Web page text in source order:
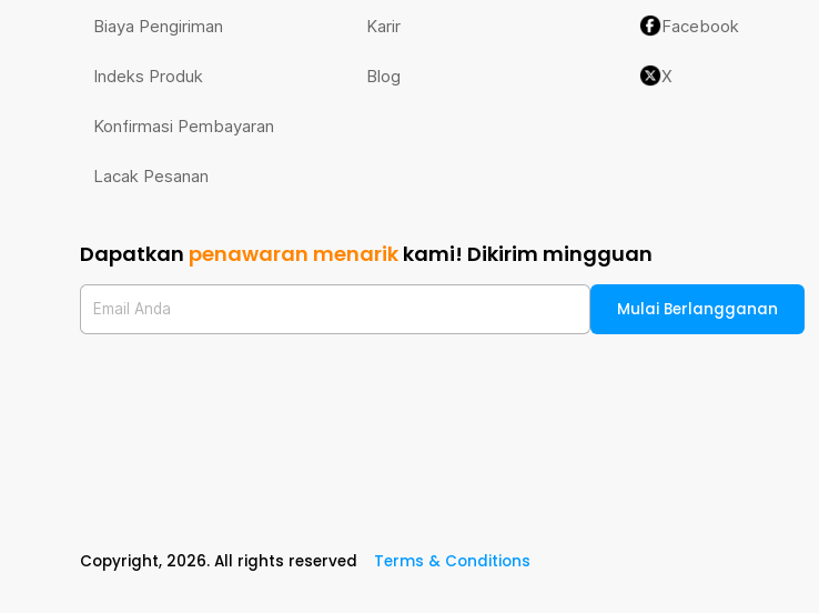
Biaya Pengiriman
Indeks Produk
Konfirmasi Pembayaran
Lacak Pesanan
Karir
Blog
Facebook
X
Dapatkan penawaran menarik kami! Dikirim mingguan
Email Anda Mulai Berlangganan
Copyright, 2026. All rights reserved Terms & Conditions